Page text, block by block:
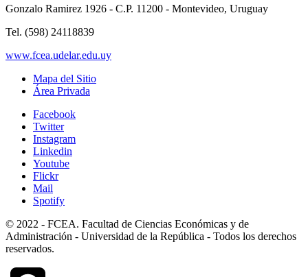
Gonzalo Ramirez 1926 - C.P. 11200 - Montevideo, Uruguay
Tel. (598) 24118839
www.fcea.udelar.edu.uy
Mapa del Sitio
Área Privada
Facebook
Twitter
Instagram
Linkedin
Youtube
Flickr
Mail
Spotify
© 2022 - FCEA. Facultad de Ciencias Económicas y de
Administración - Universidad de la República - Todos los derechos
reservados.